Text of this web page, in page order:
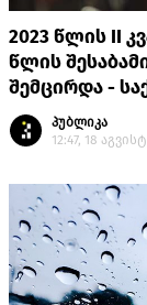
2023 წლის II
წლის
შემცირდა -
პუბლიკა
12:47, 18